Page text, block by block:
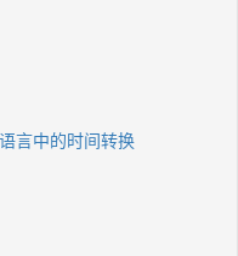
言中的时间转换